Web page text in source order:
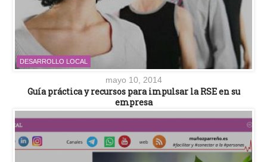
DESARROLLO LOCAL
mayo 10, 2014
Guía práctica y recursos para impulsar la RSE en su
empresa